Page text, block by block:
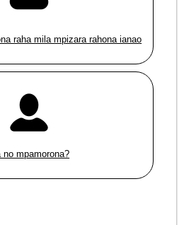
raha mila mpizara rahona ianao
no mpamorona?